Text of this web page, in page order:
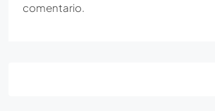
comentario.